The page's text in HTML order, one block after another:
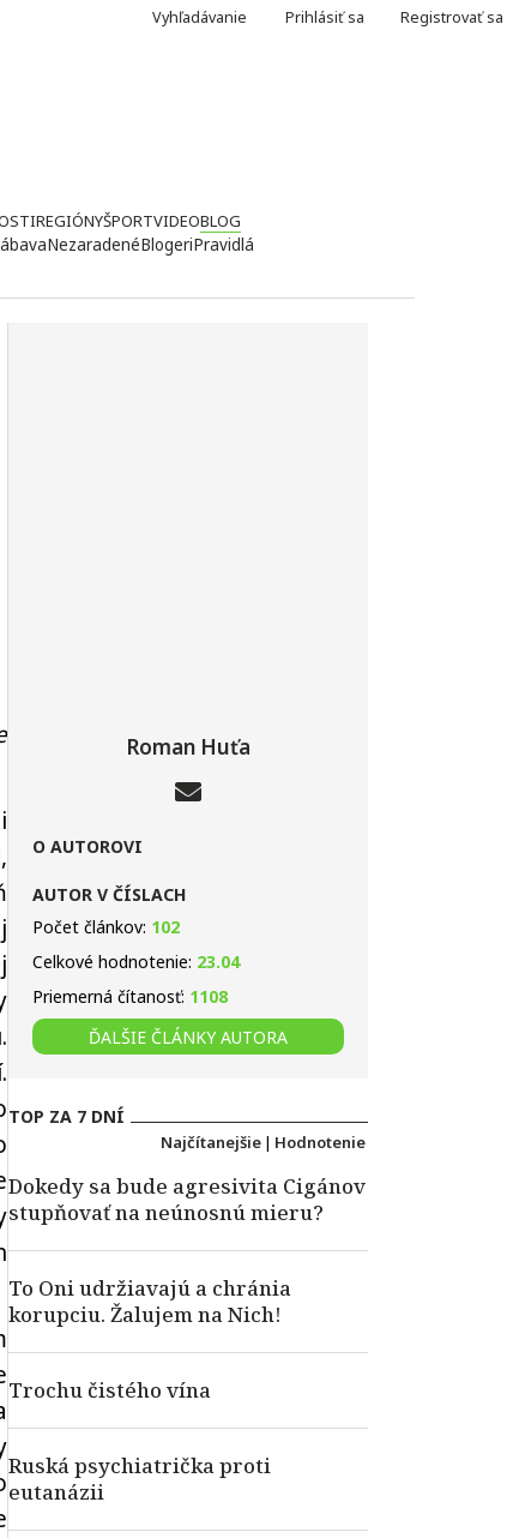
Vyhľadávanie Prihlásiť sa Registrovať sa
REGIÓNYŠPORTVIDEOBLOG
NezaradenéBlogeriPravidlá
Roman Huťa
O AUTOROVI
AUTOR V ČÍSLACH
Počet článkov: 102
Celkové hodnotenie: 23.04
Priemerná čítanosť: 1108
ĎALŠIE ČLÁNKY AUTORA
TOP ZA 7 DNÍ
Najčítanejšie | Hodnotenie
Dokedy sa bude agresivita Cigánov
stupňovať na neúnosnú mieru?
To Oni udržiavajú a chránia
korupciu. Žalujem na Nich!
Trochu čistého vína
Ruská psychiatrička proti
eutanázii